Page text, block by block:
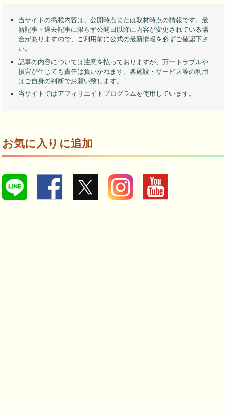
当サイトの掲載内容は、公開時点または取材時点の情報です。最
新記事・過去記事に限らず公開日以降に内容が変更されている場
合がありますので、ご利用前に公式の最新情報を必ずご確認下さ
い。
記事の内容については注意を払っておりますが、万一トラブルや
損害が生じても責任は負いかねます。各施設・サービス等の利用
はご自身の判断でお願い致します。
当サイトではアフィリエイトプログラムを使用しています。
お気に入りに追加